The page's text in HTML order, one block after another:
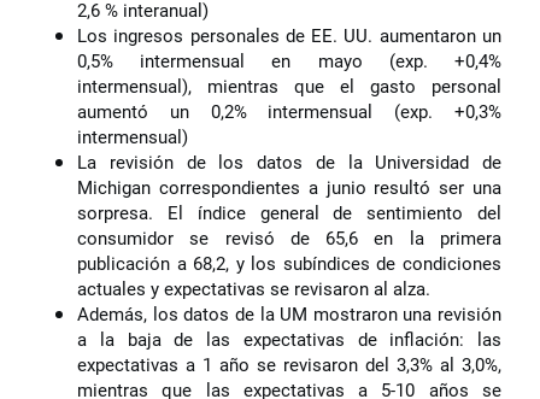
2,6 % interanual)
Los ingresos personales de EE. UU. aumentaron un
0,5% intermensual en mayo (exp. +0,4%
intermensual), mientras que el gasto personal
aumentó un 0,2% intermensual (exp. +0,3%
intermensual)
La revisión de los datos de la Universidad de
Michigan correspondientes a junio resultó ser una
sorpresa. El índice general de sentimiento del
consumidor se revisó de 65,6 en la primera
publicación a 68,2, y los subíndices de condiciones
actuales y expectativas se revisaron al alza.
Además, los datos de la UM mostraron una revisión
a la baja de las expectativas de inflación: las
expectativas a 1 año se revisaron del 3,3% al 3,0%,
mientras que las expectativas a 5-10 años se